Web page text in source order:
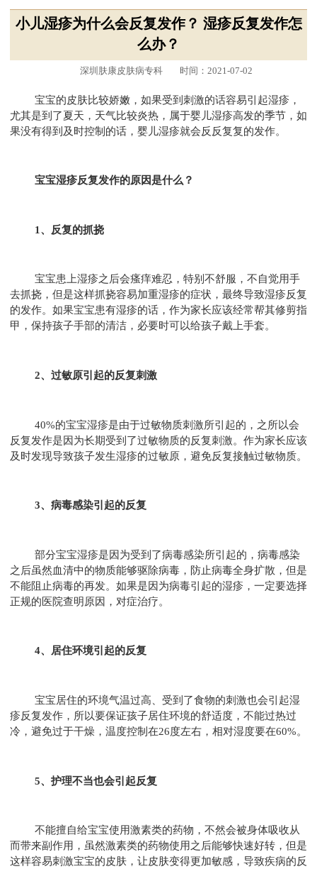
小儿湿疹为什么会反复发作？ 湿疹反复发作怎
么办？
深圳肤康皮肤病专科 时间：2021-07-02
宝宝的皮肤比较娇嫩，如果受到刺激的话容易引起湿疹，
尤其是到了夏天，天气比较炎热，属于婴儿湿疹高发的季节，如
果没有得到及时控制的话，婴儿湿疹就会反反复复的发作。
宝宝湿疹反复发作的原因是什么？
1、反复的抓挠
宝宝患上湿疹之后会瘙痒难忍，特别不舒服，不自觉用手
去抓挠，但是这样抓挠容易加重湿疹的症状，最终导致湿疹反复
的发作。如果宝宝患有湿疹的话，作为家长应该经常帮其修剪指
甲，保持孩子手部的清洁，必要时可以给孩子戴上手套。
2、过敏原引起的反复刺激
40%的宝宝湿疹是由于过敏物质刺激所引起的，之所以会
反复发作是因为长期受到了过敏物质的反复刺激。作为家长应该
及时发现导致孩子发生湿疹的过敏原，避免反复接触过敏物质。
3、病毒感染引起的反复
部分宝宝湿疹是因为受到了病毒感染所引起的，病毒感染
之后虽然血清中的物质能够驱除病毒，防止病毒全身扩散，但是
不能阻止病毒的再发。如果是因为病毒引起的湿疹，一定要选择
正规的医院查明原因，对症治疗。
4、居住环境引起的反复
宝宝居住的环境气温过高、受到了食物的刺激也会引起湿
疹反复发作，所以要保证孩子居住环境的舒适度，不能过热过
冷，避免过于干燥，温度控制在26度左右，相对湿度要在60%。
5、护理不当也会引起反复
不能擅自给宝宝使用激素类的药物，不然会被身体吸收从
而带来副作用，虽然激素类的药物使用之后能够快速好转，但是
这样容易刺激宝宝的皮肤，让皮肤变得更加敏感，导致疾病的反